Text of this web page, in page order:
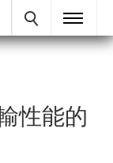
性能的